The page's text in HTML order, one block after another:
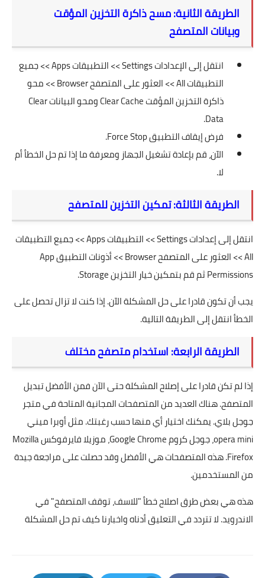
الطريقة الثانية: مسح ذاكرة التخزين المؤقت
وبيانات المتصفح
انتقل إلى الإعدادات Settings >> التطبيقات Apps >> جميع
التطبيقات All >> العثور على المتصفح Browser >> محو
ذاكرة التخزين المؤقت Clear Cache ومحو البيانات Clear
Data.
فرض إيقاف التطبيق Force Stop.
الآن، قم بإعادة تشغيل الجهاز ومعرفة ما إذا تم حل الخطأ أم
لا.
الطريقة الثالثة: تمكين التخزين للمتصفح
انتقل إلى إعدادات Settings >> التطبيقات Apps >> جميع التطبيقات
All >> العثور على المتصفح Browser >> أذونات التطبيق App
Permissions ثم قم بتمكين خيار التخزين Storage.
يجب أن تكون قادرا على حل المشكلة الآن. إذا كنت لا تزال تحصل على
الخطأ انتقل إلى الطريقة التالية.
الطريقة الرابعة: استخدام متصفح مختلف
إذا لم تكن قادرا على إصلاح المشكلة حتى الآن فمن الأفضل تبديل
المتصفح. هناك العديد من المتصفحات المجانية المتاحة في متجر
جوجل بلاي. يمكنك اختيار أي منها حسب رغبتك. مثل أوبرا ميني
opera mini، جوجل كروم Google Chrome، موزيلا فايرفوكس Mozilla
Firefox. هذه المتصفحات هي الأفضل وقد حصلت على مراجعة جيدة
من المستخدمين.
هذه هي بعض طرق اصلاح خطأ "للاسف، توقف المتصفح" في
الاندرويد. لا تتردد في التعليق أدناه واخبارنا كيف تم حل المشكلة